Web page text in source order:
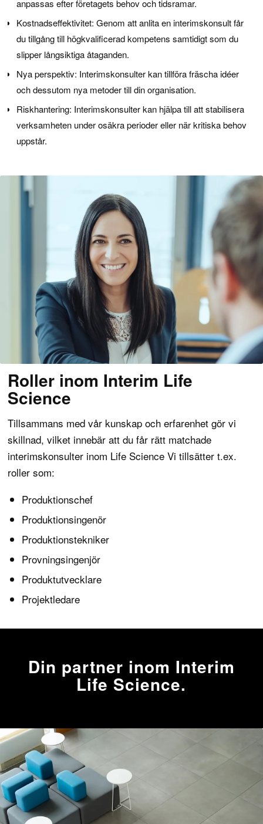
anpassas efter företagets behov och tidsramar.
Kostnadseffektivitet: Genom att anlita en interimskonsult får
du tillgång till högkvalificerad kompetens samtidigt som du
slipper långsiktiga åtaganden.
Nya perspektiv: Interimskonsulter kan tillföra fräscha idéer
och dessutom nya metoder till din organisation.
Riskhantering: Interimskonsulter kan hjälpa till att stabilisera
verksamheten under osäkra perioder eller när kritiska behov
uppstår.
Roller inom Interim Life
Science
Tillsammans med vår kunskap och erfarenhet gör vi
skillnad, vilket innebär att du får rätt matchade
interimskonsulter inom Life Science Vi tillsätter t.ex.
roller som:
Produktionschef
Produktionsingenör
Produktionstekniker
Provningsingenjör
Produktutvecklare
Projektledare
Din partner inom Interim
Life Science.